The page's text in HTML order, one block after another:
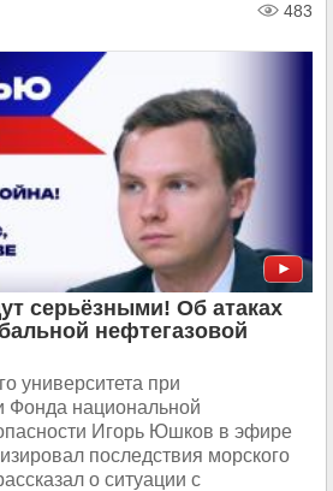
483
серьёзными! Об атаках
нефтегазовой
университета при
Фонда национальной
Игорь Юшков в эфире
последствия морского
о ситуации с